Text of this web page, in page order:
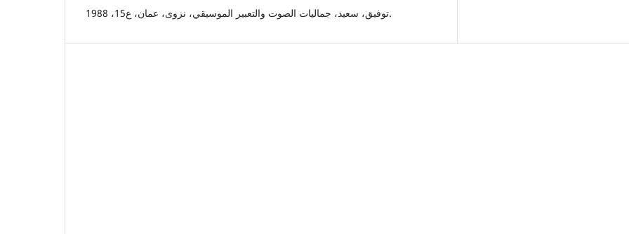
توفيق، سعيد، جماليات الصوت والتعبير الموسيقي، نزوى، عمان، ع15، 1988.